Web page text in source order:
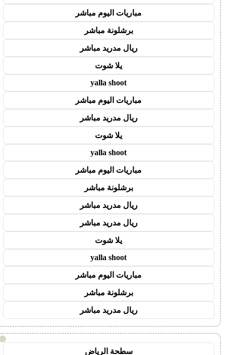
مباريات اليوم مباشر
برشلونة مباشر
ريال مدريد مباشر
يلا شوت
yalla shoot
مباريات اليوم مباشر
ريال مدريد مباشر
يلا شوت
yalla shoot
مباريات اليوم مباشر
برشلونة مباشر
ريال مدريد مباشر
ريال مدريد مباشر
يلا شوت
yalla shoot
مباريات اليوم مباشر
برشلونة مباشر
ريال مدريد مباشر
!
سطحة الرياض